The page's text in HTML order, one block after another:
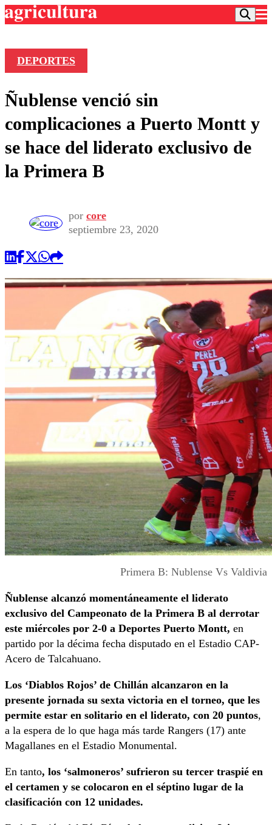
Frecuencias
Agricultura TV
Deportes
Colo Colo
Motor
Torneo Internacional
Torneo Nacional
Entretención
Noticias
Internacional
Nacional
Vida Social
Programas
Comercial
DEPORTES
Ñublense venció sin
complicaciones a Puerto Montt y
se hace del liderato exclusivo de
la Primera B
por core
septiembre 23, 2020
Primera B: Nublense Vs Valdivia
Ñublense alcanzó momentáneamente el liderato
exclusivo del Campeonato de la Primera B al derrotar
este miércoles por 2-0 a Deportes Puerto Montt, en
partido por la décima fecha disputado en el Estadio CAP-
Acero de Talcahuano.
Los ‘Diablos Rojos’ de Chillán alcanzaron en la
presente jornada su sexta victoria en el torneo, que les
permite estar en solitario en el liderato, con 20 puntos,
a la espera de lo que haga más tarde Rangers (17) ante
Magallanes en el Estadio Monumental.
En tanto, los ‘salmoneros’ sufrieron su tercer traspié en
el certamen y se colocaron en el séptino lugar de la
clasificación con 12 unidades.